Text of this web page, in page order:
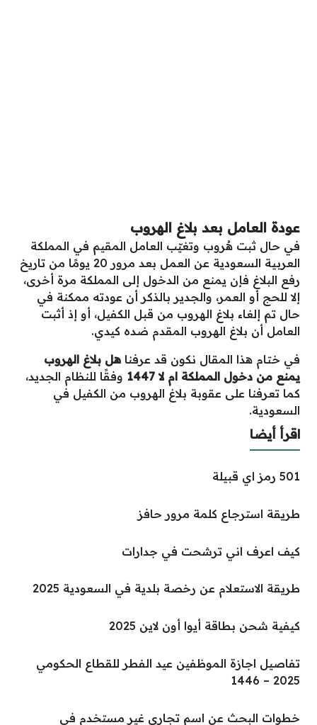
عودة العامل بعد بلاغ الهروب
في حال ثبت هُروب وتغيّب العامل المقيم في المملكة
العربية السعودية عن العمل بعد مرور 20 يومًا من تاريخ
رفع البلاغ فإن يمنع من الدخول إلى المملكة مرة أخرى،
إلا للحج أو العمر، والجدير بالذكر أن عودته ممكنة في
حال تم إلغاء بلاغ الهروب من قبل الكفيل، أو إذ أثبت
العامل أن بلاغ الهروب المقدم ضده كيدي.
في ختام هذا المقال نكون قد عرفنا هل بلاغ الهروب
يمنع من دخول المملكة ام لا 1447
وفقًا للنظام الجديد،
كما تعرفنا على عقوبة بلاغ الهروب من الكفيل في
السعودية.
اقرأ أيضا
501 رمز اي قبيلة
طريقة استرجاع كلمة مرور حافز
كيف اعرف اني ترشحت في جدارات
طريقة الاستعلام عن رخصة بلدية في السعودية 2025
كيفية شحن بطاقة أيوا أون لاين 2025
تفاصيل اجازة الموظفين عيد الفطر للقطاع الحكومي
2025 – 1446
خطوات البحث عن اسم تجاري غير مستخدم في